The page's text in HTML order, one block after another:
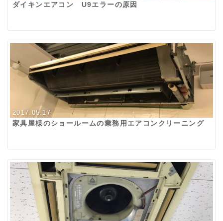
ダイキンエアコン U9エラーの原因
2017.05.17
家具屋様のショールームの業務用エアコンクリーニング